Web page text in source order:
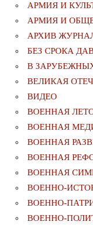
АРМИЯ И
АРМИЯ И
АРХИВ
БЕЗ СРОКА
В
ВЕЛИКАЯ
ВИДЕО
ВОЕННАЯ
ВОЕННАЯ
ВОЕННАЯ
ВОЕННАЯ
ВОЕННАЯ
ВОЕННО-
ВОЕННО-
ВОЕННО-